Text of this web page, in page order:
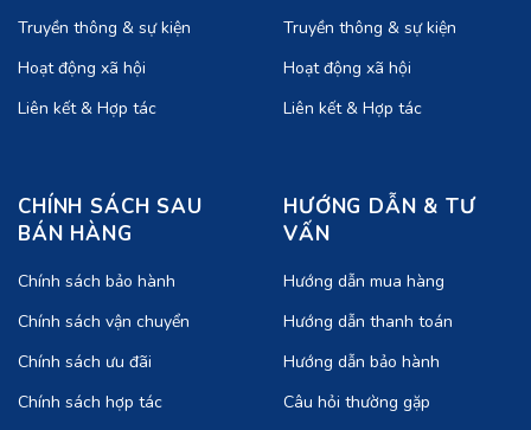
Truyền thông & sự kiện
Hoạt động xã hội
Liên kết & Hợp tác
Truyền thông & sự kiện
Hoạt động xã hội
Liên kết & Hợp tác
CHÍNH SÁCH SAU
BÁN HÀNG
Chính sách bảo hành
Chính sách vận chuyển
Chính sách ưu đãi
Chính sách hợp tác
HƯỚNG DẪN & TƯ
VẤN
Hướng dẫn mua hàng
Hướng dẫn thanh toán
Hướng dẫn bảo hành
Câu hỏi thường gặp